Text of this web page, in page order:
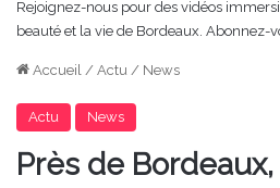
Rejoignez-nous pour des vidéos
beauté et la vie de Bordeaux. Abonnez-
Accueil / Actu / News
Actu News
Près de